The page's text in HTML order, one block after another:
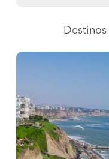
Destinos